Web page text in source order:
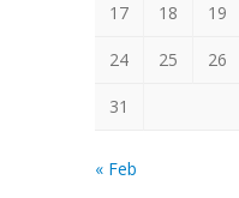
17 18 19
24 25 26
31
« Feb